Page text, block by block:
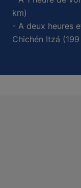
km)
- A deux heures
Chichén Itzá